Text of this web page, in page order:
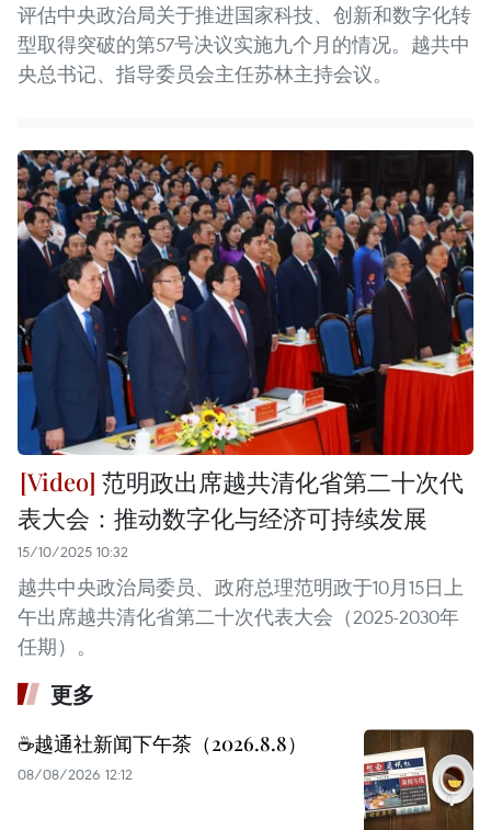
评估中央政治局关于推进国家科技、创新和数字化转
型取得突破的第57号决议实施九个月的情况。越共中
央总书记、指导委员会主任苏林主持会议。
范明政出席越共清化省第二十次代
表大会：推动数字化与经济可持续发展
15/10/2025 10:32
越共中央政治局委员、政府总理范明政于10月15日上
午出席越共清化省第二十次代表大会（2025-2030年
任期）。
更多
☕️越通社新闻下午茶（2026.8.8）
08/08/2026 12:12